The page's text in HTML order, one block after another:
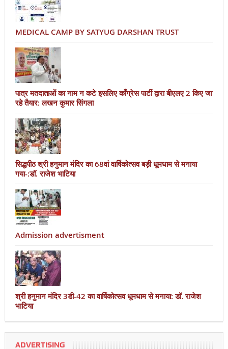
MEDICAL CAMP BY SATYUG DARSHAN TRUST
पात्र मतदाताओं का नाम न कटे इसलिए काँग्रेस पार्टी द्वारा बीएलए 2 किए जा
रहे तैयार: लखन कुमार सिंगला
सिद्धपीठ श्री हनुमान मंदिर का 68वां वार्षिकोत्सव बड़ी धूमधाम से मनाया
गया-:डॉ. राजेश भाटिया
Admission advertisment
श्री हनुमान मंदिर 3डी-42 का वार्षिकोत्सव धूमधाम से मनाया: डॉ. राजेश
भाटिया
ADVERTISING